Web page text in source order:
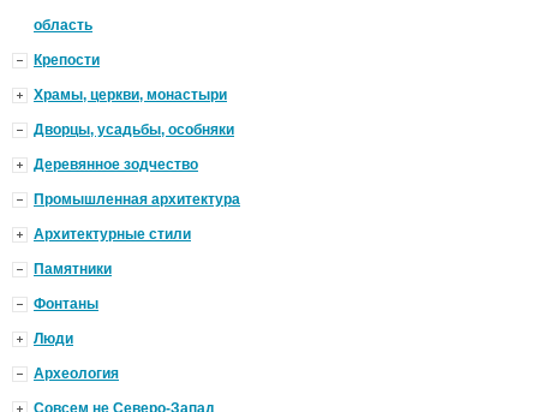
область
Крепости
Храмы, церкви, монастыри
Дворцы, усадьбы, особняки
Деревянное зодчество
Промышленная архитектура
Архитектурные стили
Памятники
Фонтаны
Люди
Археология
Совсем не Северо-Запад